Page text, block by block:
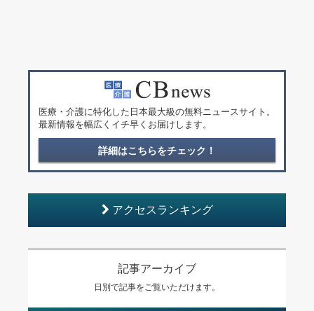
医療・介護に特化した日本最大級の無料ニュースサイト。
最新情報を幅広くイチ早くお届けします。
詳細はこちらをチェック！
アクセスランキング
記事アーカイブ
日別で記事をご覧いただけます。